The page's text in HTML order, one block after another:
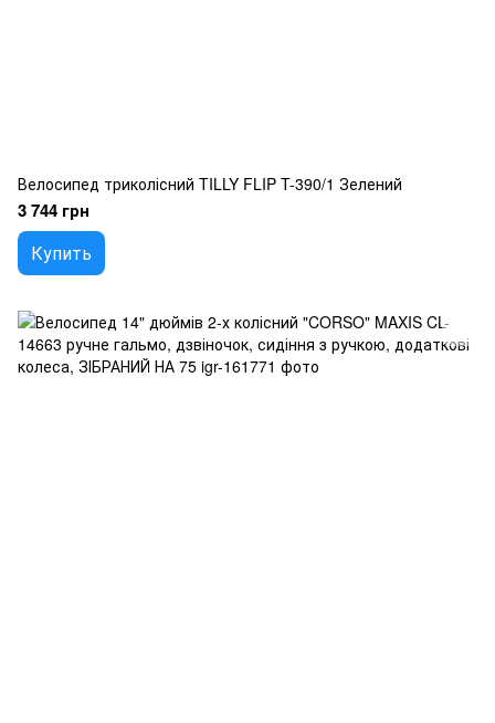
Велосипед триколісний TILLY FLIP T-390/1 Зелений
3 744 грн
Купить